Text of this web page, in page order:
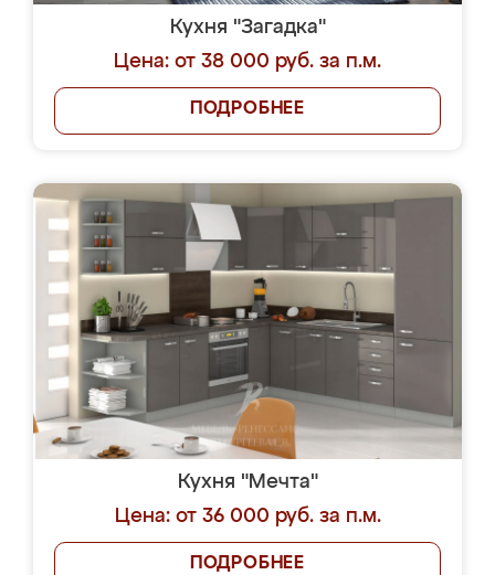
Кухня "Загадка"
Цена: от 38 000 руб. за п.м.
ПОДРОБНЕЕ
Кухня "Мечта"
Цена: от 36 000 руб. за п.м.
ПОДРОБНЕЕ